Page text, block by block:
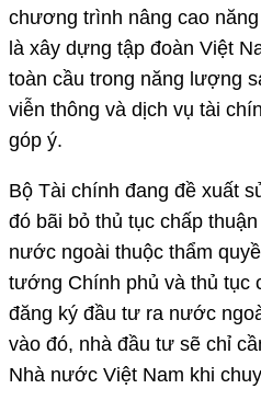
chương trình nâng cao
là xây dựng tập đoàn Việt
toàn cầu trong năng lượng
viễn thông và dịch vụ tài
góp ý.
Bộ Tài chính đang đề xuất
đó bãi bỏ thủ tục chấp
nước ngoài thuộc thẩm
tướng Chính phủ và thủ tục
đăng ký đầu tư ra nước
vào đó, nhà đầu tư sẽ chỉ
Nhà nước Việt Nam khi